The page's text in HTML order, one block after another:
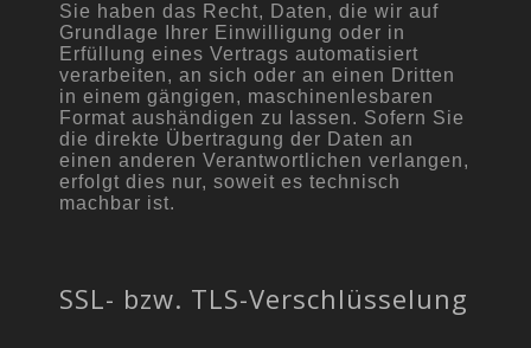
Sie haben das Recht, Daten, die wir auf
Grundlage Ihrer Einwilligung oder in
Erfüllung eines Vertrags automatisiert
verarbeiten, an sich oder an einen Dritten
in einem gängigen, maschinenlesbaren
Format aushändigen zu lassen. Sofern Sie
die direkte Übertragung der Daten an
einen anderen Verantwortlichen verlangen,
erfolgt dies nur, soweit es technisch
machbar ist.
SSL- bzw. TLS-Verschlüsselung